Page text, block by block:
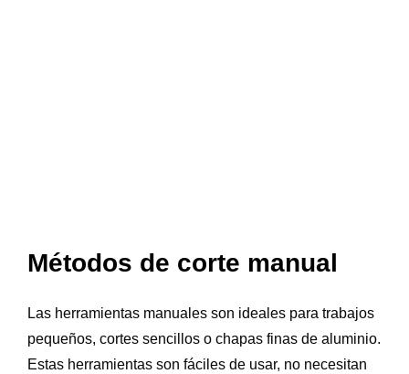
Métodos de corte manual
Las herramientas manuales son ideales para trabajos
pequeños, cortes sencillos o chapas finas de aluminio.
Estas herramientas son fáciles de usar, no necesitan